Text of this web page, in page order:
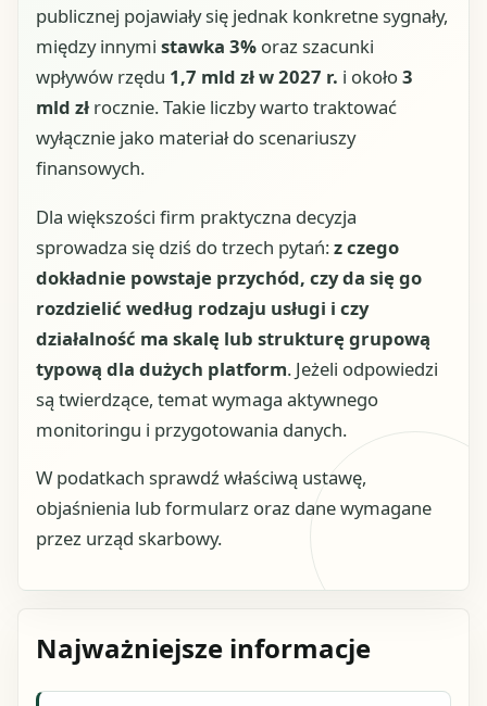
publicznej pojawiały się jednak konkretne sygnały,
między innymi stawka 3% oraz szacunki
wpływów rzędu 1,7 mld zł w 2027 r. i około3
mld zł rocznie. Takie liczby warto traktować
wyłącznie jako materiał do scenariuszy
finansowych.
Dla większości firm praktyczna decyzja
sprowadza się dziś do trzech pytań:z czego
dokładnie powstaje przychód, czy da się go
rozdzielić według rodzaju usługi i czy
działalność ma skalę lub strukturę grupową
typową dla dużych platform. Jeżeli odpowiedzi
są twierdzące, temat wymaga aktywnego
monitoringu i przygotowania danych.
W podatkach sprawdź właściwą ustawę,
objaśnienia lub formularz oraz dane wymagane
przez urząd skarbowy.
Najważniejsze informacje